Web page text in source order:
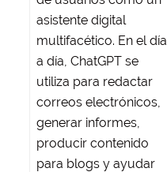
asistente digital
multifacético. En el día
a día, ChatGPT se
utiliza para redactar
correos electrónicos,
generar informes,
producir contenido
para blogs y ayudar